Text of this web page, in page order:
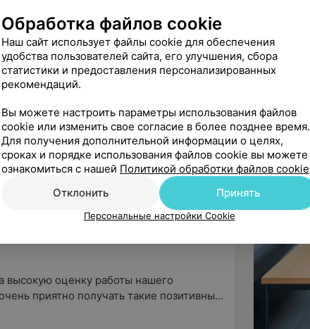
Удобное для меня расположение,
всегда довольна качес...
нам и оставили отзыв!
близким!
...
с целью пройти УЗИ. Быстро
очень понравилось, очень...
высокую оценку работы нашего
приятно получать такие позитивны...
Обработка файлов cookie
Наш сайт использует файлы cookie для обеспечения
удобства пользователей сайта, его улучшения, сбора
статистики и предоставления персонализированных
рекомендаций.
Вы можете настроить параметры использования файлов
cookie или изменить свое согласие в более позднее время.
Для получения дополнительной информации о целях,
сроках и порядке использования файлов cookie вы можете
ознакомиться с нашей Политикой обработки файлов cookie
Отклонить
Принять
Персональные настройки Cookie